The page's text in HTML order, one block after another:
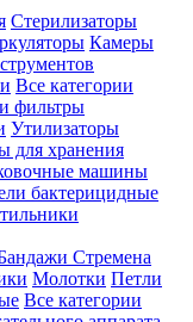
Стерилизаторы
Камеры
Все категории
фильтры
Утилизаторы
для хранения
машины
бактерицидные
Стремена
Молотки Петли
Все категории